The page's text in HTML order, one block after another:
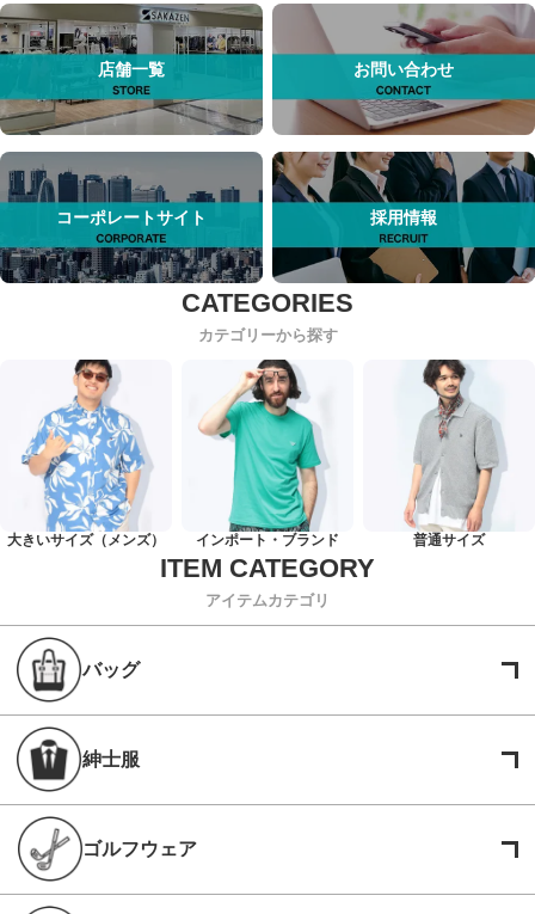
店舗一覧 お問い合わせ
コーポレートサイト 採用情報
カテゴリーから探す
大きいサイズ（メンズ） インポート・ブランド 普通サイズ
アイテムカテゴリ
バッグ
紳士服
ゴルフウェア